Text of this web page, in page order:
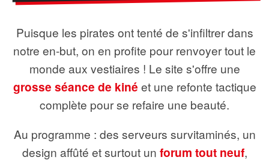
Puisque les pirates ont tenté de s'infiltrer dans
notre en-but, on en profite pour renvoyer tout le
monde aux vestiaires ! Le site s'offre une
grosse séance de kiné et une refonte tactique
complète pour se refaire une beauté.
Au programme : des serveurs survitaminés, un
design affûté et surtout un forum tout neuf,